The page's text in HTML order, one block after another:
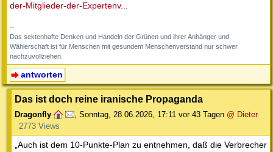
der-Mitglieder-der-Expertenv...
--
Das sektenhafte Denken und Handeln der Grünen und ihrer Anhänger und
Wählerschaft ist für Menschen mit gesundem Menschenverstand nur schwer
nachzuvollziehen.
antworten
Das ist doch reine iranische Propaganda
Dragonfly , Sonntag, 28.06.2026, 17:11 vor 43 Tagen @ Dieter
2773 Views
„Auch ist dem 10-Punkte-Plan zu entnehmen, daß die Verbrecher